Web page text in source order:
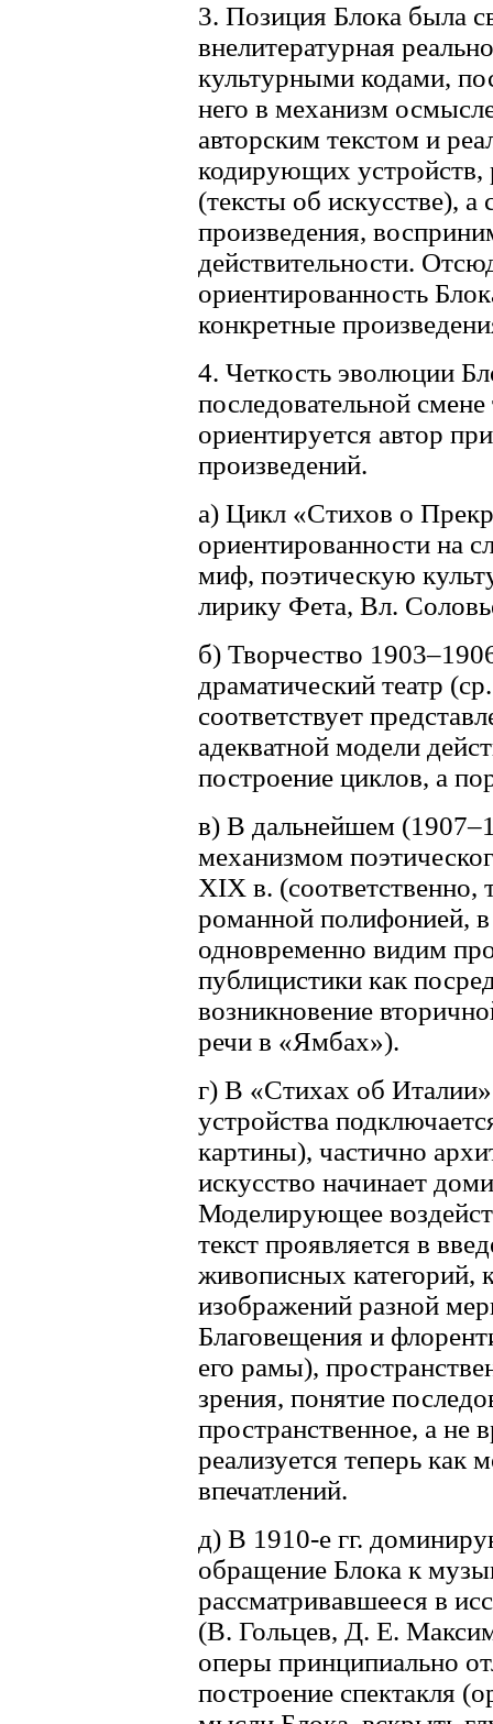
3. Позиция Блока была
внелитературная
культурными кодами,
него в механизм
авторским текстом и
кодирующих устройств,
(тексты об искусстве),
произведения,
действительности.
ориентированность
конкретные
4. Четкость эволюции
последовательной
ориентируется автор
произведений.
а) Цикл «Стихов о
ориентированности на
миф, поэтическую
лирику Фета, Вл.
б) Творчество
драматический театр
соответствует
адекватной модели
построение циклов, а
в) В дальнейшем
механизмом
XIX в. (соответственно,
романной полифонией,
одновременно видим
публицистики как
возникновение
речи в «Ямбах»).
г) В «Стихах об
устройства
картины), частично
искусство начинает
Моделирующее
текст проявляется в
живописных категорий,
изображений разной
Благовещения и
его рамы),
зрения, понятие
пространственное, а не
реализуется теперь как
впечатлений.
д) В 1910-е гг.
обращение Блока к
рассматривавшееся в
(В. Гольцев, Д. Е.
оперы принципиально
построение спектакля